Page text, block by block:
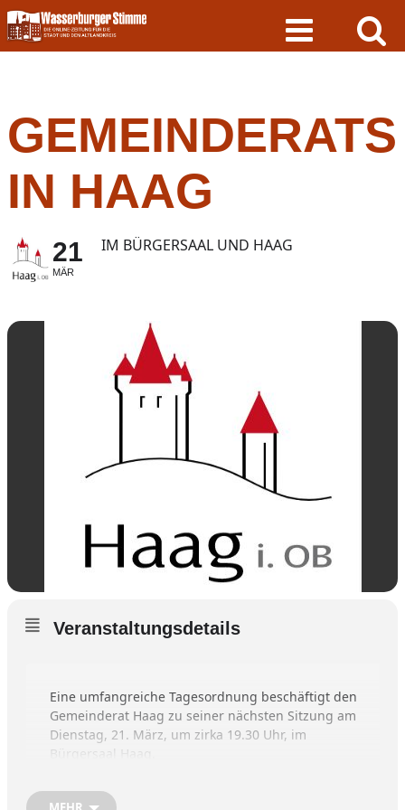
Skip
to
content
IN HAAG
21
MÄR
IM BÜRGERSAAL UND HAAG
Veranstaltungsdetails
Eine umfangreiche Tagesordnung beschäftigt den
Gemeinderat Haag zu seiner nächsten Sitzung am
Dienstag, 21. März, um zirka 19.30 Uhr, im
Bürgersaal Haag.
Hans Urban sind auch der Ausbau des